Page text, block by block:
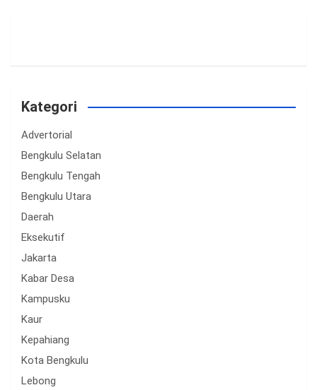
Kategori
Advertorial
Bengkulu Selatan
Bengkulu Tengah
Bengkulu Utara
Daerah
Eksekutif
Jakarta
Kabar Desa
Kampusku
Kaur
Kepahiang
Kota Bengkulu
Lebong